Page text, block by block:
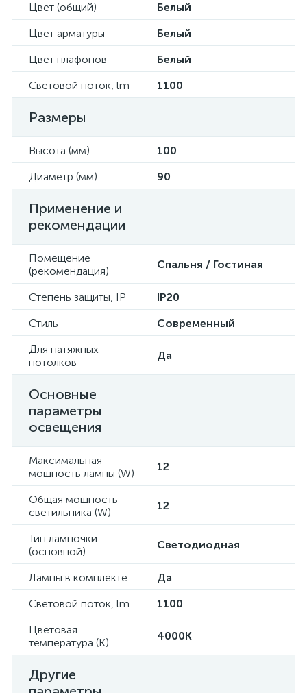
Цвет (общий)
Белый
Цвет арматуры
Белый
Цвет плафонов
Белый
Световой поток, lm
1100
Размеры
Высота (мм)
100
Диаметр (мм)
90
Применение и
рекомендации
Помещение
(рекомендация)
Спальня / Гостиная
Степень защиты, IP
IP20
Стиль
Современный
Для натяжных
потолков
Да
Основные
параметры
освещения
Максимальная
мощность лампы (W)
12
Общая мощность
светильника (W)
12
Тип лампочки
(основной)
Светодиодная
Лампы в комплекте
Да
Световой поток, lm
1100
Цветовая
температура (К)
4000K
Другие